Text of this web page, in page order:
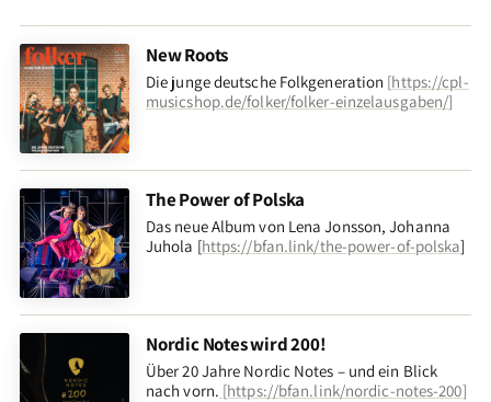
New Roots
Die junge deutsche Folkgeneration [https://cpl-
musicshop.de/folker/folker-einzelausgaben/]
The Power of Polska
Das neue Album von Lena Jonsson, Johanna
Juhola [https://bfan.link/the-power-of-polska]
Nordic Notes wird 200!
Über 20 Jahre Nordic Notes – und ein Blick
nach vorn. [https://bfan.link/nordic-notes-200]